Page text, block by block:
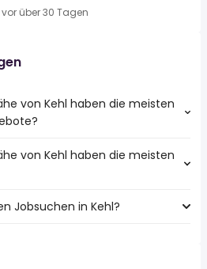
über 30 Tagen
von Kehl haben die meisten
mit den meisten
von Kehl haben die meisten
Kehl mit den meisten
Jobsuchen in Kehl?